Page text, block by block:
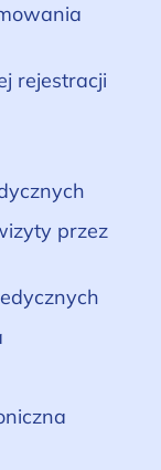
rejestracji
przez